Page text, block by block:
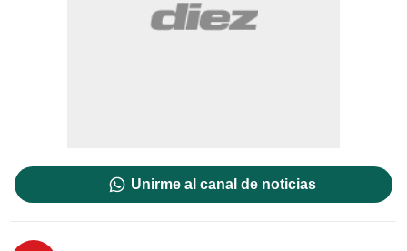
Unirme al canal de noticias